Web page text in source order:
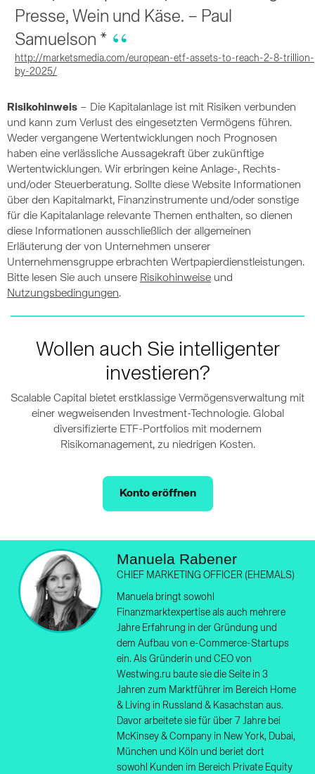
Presse, Wein und Käse. – Paul
Samuelson *
http://marketsmedia.com/european-etf-assets-to-reach-2-8-trillion-
by-2025/
Risikohinweis – Die Kapitalanlage ist mit Risiken verbunden
und kann zum Verlust des eingesetzten Vermögens führen.
Weder vergangene Wertentwicklungen noch Prognosen
haben eine verlässliche Aussagekraft über zukünftige
Wertentwicklungen. Wir erbringen keine Anlage-, Rechts-
und/oder Steuerberatung. Sollte diese Website Informationen
über den Kapitalmarkt, Finanzinstrumente und/oder sonstige
für die Kapitalanlage relevante Themen enthalten, so dienen
diese Informationen ausschließlich der allgemeinen
Erläuterung der von Unternehmen unserer
Unternehmensgruppe erbrachten Wertpapierdienstleistungen.
Bitte lesen Sie auch unsere Risikohinweise und
Nutzungsbedingungen.
Wollen auch Sie intelligenter
investieren?
Scalable Capital bietet erstklassige Vermögensverwaltung mit
einer wegweisenden Investment-Technologie. Global
diversifizierte ETF-Portfolios mit modernem
Risikomanagement, zu niedrigen Kosten.
Konto eröffnen
Manuela Rabener
CHIEF MARKETING OFFICER (EHEMALS)
Manuela bringt sowohl
Finanzmarktexpertise als auch mehrere
Jahre Erfahrung in der Gründung und
dem Aufbau von e-Commerce-Startups
ein. Als Gründerin und CEO von
Westwing.ru baute sie die Seite in 3
Jahren zum Marktführer im Bereich Home
& Living in Russland & Kasachstan aus.
Davor arbeitete sie für über 7 Jahre bei
McKinsey & Company in New York, Dubai,
München und Köln und beriet dort
sowohl Kunden im Bereich Private Equity